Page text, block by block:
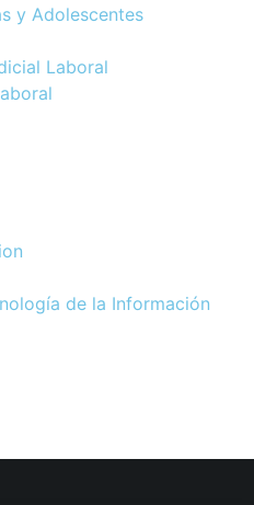
y Adolescentes
Laboral
de la Información